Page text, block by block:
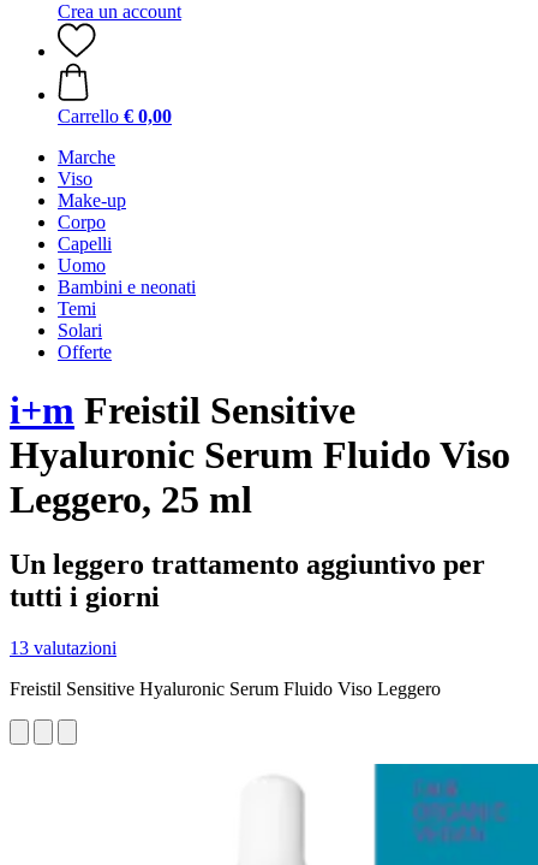
Crea un account
Carrello € 0,00
Marche
Viso
Make-up
Corpo
Capelli
Uomo
Bambini e neonati
Temi
Solari
Offerte
i+m Freistil Sensitive
Hyaluronic Serum Fluido Viso
Leggero, 25 ml
Un leggero trattamento aggiuntivo per
tutti i giorni
13 valutazioni
Freistil Sensitive Hyaluronic Serum Fluido Viso Leggero